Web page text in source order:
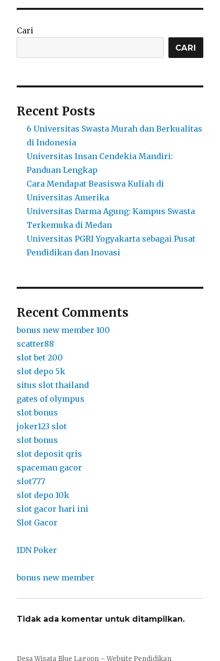
Cari
CARI
Recent Posts
6 Universitas Swasta Murah dan Berkualitas
di Indonesia
Universitas Insan Cendekia Mandiri:
Panduan Lengkap
Cara Mendapat Beasiswa Kuliah di
Universitas Amerika
Universitas Darma Agung: Kampus Swasta
Terkemuka di Medan
Universitas PGRI Yogyakarta sebagai Pusat
Pendidikan dan Inovasi
Recent Comments
bonus new member 100
scatter88
slot bet 200
slot depo 5k
situs slot thailand
gates of olympus
slot bonus
joker123 slot
slot bonus
slot deposit qris
spaceman gacor
slot777
slot depo 10k
slot gacor hari ini
Slot Gacor
IDN Poker
bonus new member
Tidak ada komentar untuk ditampilkan.
Desa Wisata Blue Lagoon – Website Pendidikan